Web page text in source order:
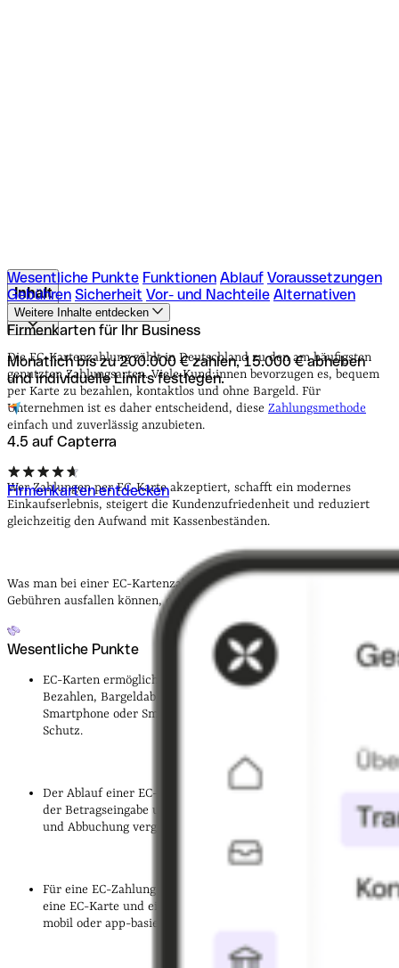
Wesentliche Punkte Funktionen Ablauf Voraussetzungen
Gebühren Sicherheit Vor- und Nachteile Alternativen
Weitere Inhalte entdecken
Firmenkarten für Ihr Business
Monatlich bis zu 200.000 € zahlen, 15.000 € abheben
und individuelle Limits festlegen.
4.5 auf Capterra
Firmenkarten entdecken
Inhalt
Wesentliche Punkte Funktionen
Gebühren Sicherheit Vor- und Nachteile Alternativen
Die EC-Kartenzahlung zählt in Deutschland zu den am häufigsten
genutzten Zahlungsarten. Viele Kund:innen bevorzugen es, bequem
per Karte zu bezahlen, kontaktlos und ohne Bargeld. Für
Unternehmen ist es daher entscheidend, diese Zahlungsmethode
einfach und zuverlässig anzubieten.
Wer Zahlungen per EC-Karte akzeptiert, schafft ein modernes
Einkaufserlebnis, steigert die Kundenzufriedenheit und reduziert
gleichzeitig den Aufwand mit Kassenbeständen.
Was man bei einer EC-Kartenzahlung benötigt und wie hoch die
Gebühren ausfallen können, erfahren Sie im folgenden Beitrag.
Wesentliche Punkte
EC-Karten ermöglichen Ihnen bequemes und sicheres
Bezahlen, Bargeldabhebungen sowie mobiles Bezahlen über
Smartphone oder Smartwatch – kontaktlos und mit PIN-
Schutz.
Der Ablauf einer EC-Kartenzahlung ist klar strukturiert: Von
der Betragseingabe und Kartennutzung bis zur Autorisierung
und Abbuchung vergehen oft nur wenige Sekunden.
Für eine EC-Zahlung benötigen Sie ein gedecktes Girokonto,
eine EC-Karte und ein geeignetes Kartenlesegerät – stationär,
mobil oder app-basiert, je nach Bedarf.